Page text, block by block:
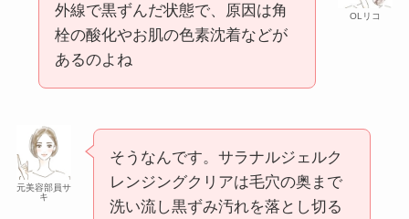
OLリコ
外線で黒ずんだ状態で、原因は角
栓の酸化やお肌の色素沈着などが
あるのよね
元美容部員サ
キ
そうなんです。サラナルジェルク
レンジングクリアは毛穴の奥まで
洗い流し黒ずみ汚れを落とし切る